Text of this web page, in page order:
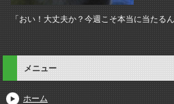
「おい！大丈夫か？今週こそ本当に当たる
メニュー
ホーム